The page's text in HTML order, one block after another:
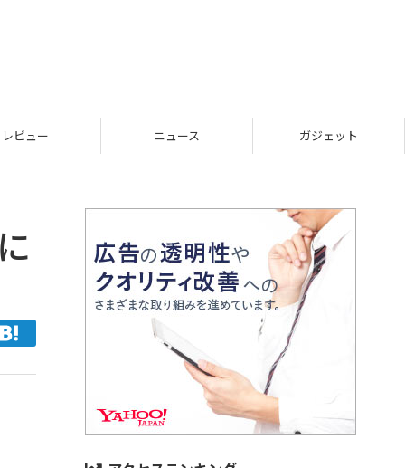
レビュー ニュース ガジェット